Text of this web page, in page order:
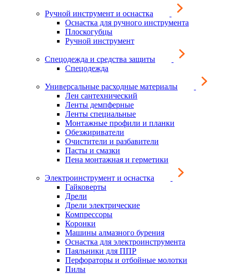
Ручной инструмент и оснастка
Оснастка для ручного инструмента
Плоскогубцы
Ручной инструмент
Спецодежда и средства защиты
Спецодежда
Универсальные расходные материалы
Лен сантехнический
Ленты демпферные
Ленты специальные
Монтажные профили и планки
Обезжириватели
Очистители и разбавители
Пасты и смазки
Пена монтажная и герметики
Электроинструмент и оснастка
Гайковерты
Дрели
Дрели электрические
Компрессоры
Коронки
Машины алмазного бурения
Оснастка для электроинструмента
Паяльники для ППР
Перфораторы и отбойные молотки
Пилы